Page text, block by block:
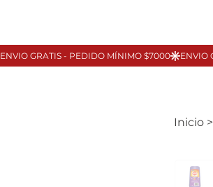
Inicio >